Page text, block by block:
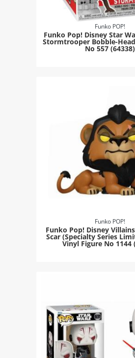
Funko POP!
Funko Pop! Disney Star
Stormtrooper Bobble-
Νο 557 (64338)
Funko POP!
Funko Pop! Disney
Scar (Specialty Series
Vinyl Figure Νο 1144